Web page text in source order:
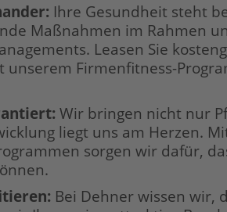
Ihre Gesundheit steht
Maßnahmen im Rahmen
Leasen Sie
unserem Firmenfitness-
Wir bringen nicht nur
liegt uns am Herzen.
sorgen wir dafür,
Bei Dehner wissen wir,